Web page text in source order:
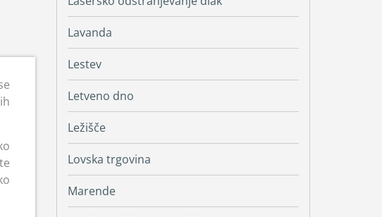
Lavanda
Lestev
Letveno dno
Ležišče
Lovska trgovina
Marende